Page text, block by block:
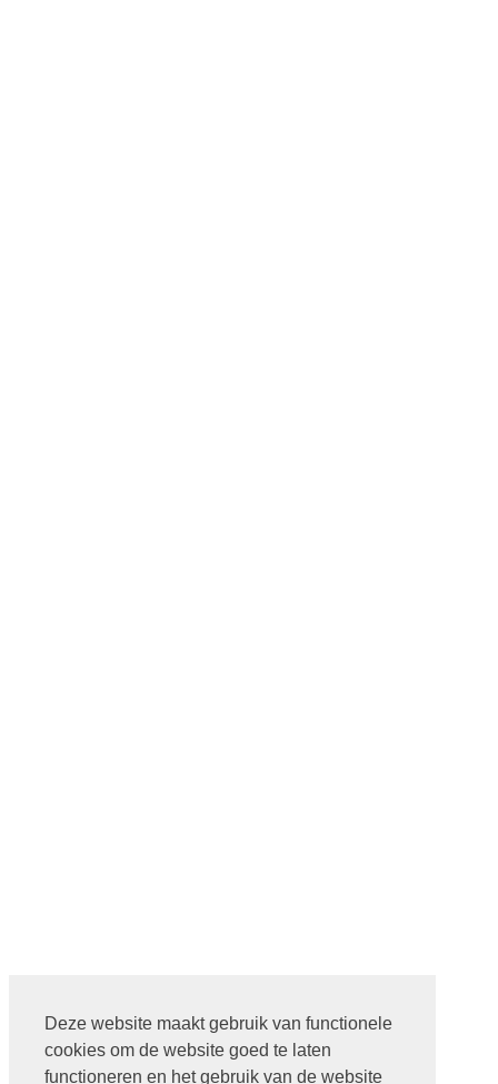
Deze website maakt gebruik van functionele
cookies om de website goed te laten
functioneren en het gebruik van de website